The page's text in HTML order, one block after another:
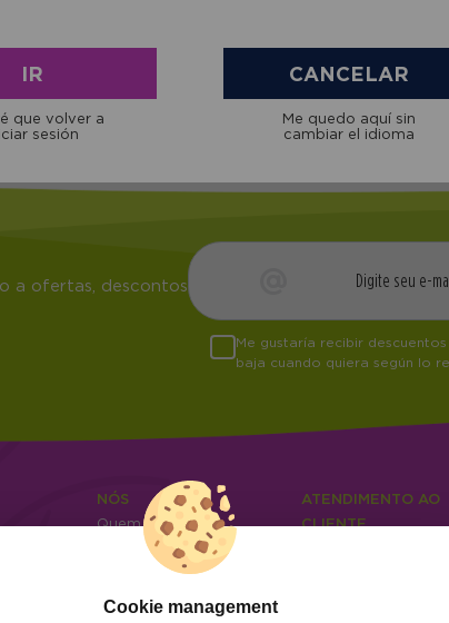
a ofertas, descontos
Me gustaría recibir
baja cuando quiera según lo
NÓS
Quem somos
ATENDIMENTO AO
CLIENTE
Métodos de
IR
que volver a
sesión
CANCELAR
Me quedo aquí sin
cambiar el idioma
Cookie management